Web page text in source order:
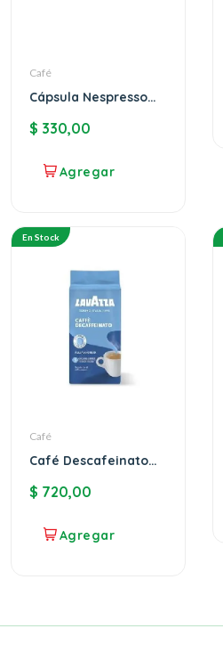
Café
Cápsula Nespresso
$ 330,00
En Stock
Café
Café Descafeinato
$ 720,00